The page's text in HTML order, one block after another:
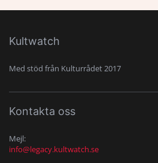
Kultwatch
Med stöd från Kulturrådet 2017
Kontakta oss
Mejl:
info@legacy.kultwatch.se